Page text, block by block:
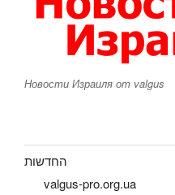
Новости Израиля от valgus
החדשות
valgus-pro.org.ua